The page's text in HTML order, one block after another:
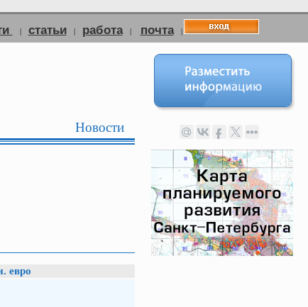
| статьи | работа | почта |
Новости
евро